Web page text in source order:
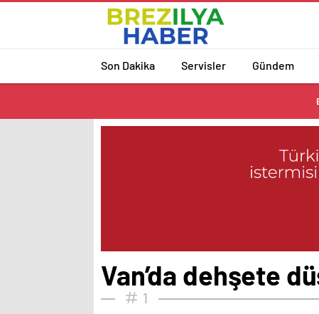
Son Dakika Servisler Gündem
Van’da dehşete
1